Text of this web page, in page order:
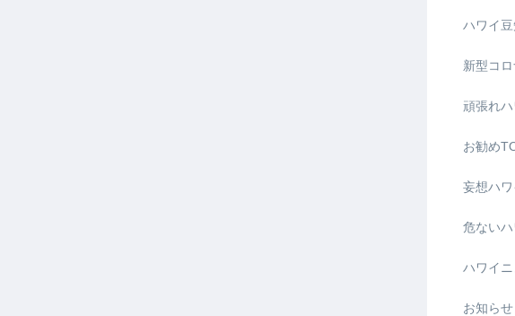
ハワイ
新型コ
頑張れハ
お勧め
妄想ハワ
危ない
ハワイ
お知らせ